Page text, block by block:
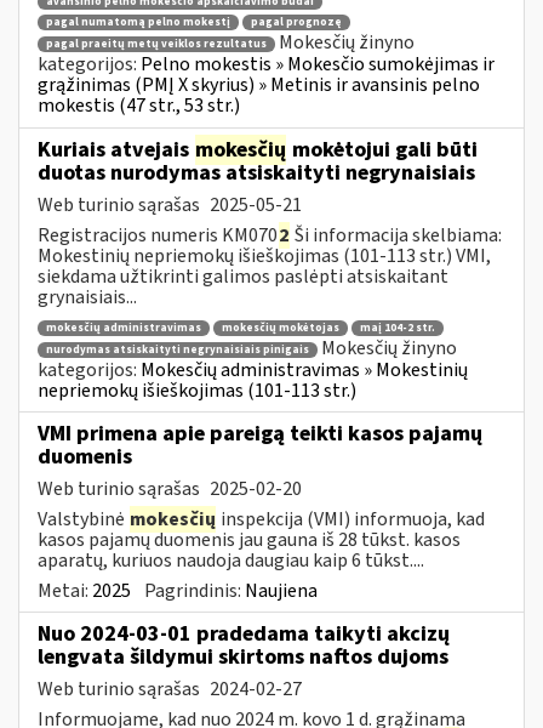
pagal numatomą pelno mokestį
pagal prognozę
pagal praeitų metų veiklos rezultatus
Mokesčių žinyno
kategorijos: Pelno mokestis » Mokesčio sumokėjimas ir
grąžinimas (PMĮ X skyrius) » Metinis ir avansinis pelno
mokestis (47 str., 53 str.)
Kuriais atvejais mokesčių mokėtojui gali būti
duotas nurodymas atsiskaityti negrynaisiais
Web turinio sąrašas 2025-05-21
Registracijos numeris KM0702 Ši informacija skelbiama:
Mokestinių nepriemokų išieškojimas (101-113 str.) VMI,
siekdama užtikrinti galimos paslėpti atsiskaitant
grynaisiais...
mokesčių administravimas mokesčių mokėtojas
maį 104-2 str.
nurodymas atsiskaityti negrynaisiais pinigais
Mokesčių žinyno
kategorijos: Mokesčių administravimas » Mokestinių
nepriemokų išieškojimas (101-113 str.)
VMI primena apie pareigą teikti kasos pajamų
duomenis
Web turinio sąrašas 2025-02-20
Valstybinė mokesčių inspekcija (VMI) informuoja, kad
kasos pajamų duomenis jau gauna iš 28 tūkst. kasos
aparatų, kuriuos naudoja daugiau kaip 6 tūkst....
Metai: 2025 Pagrindinis: Naujiena
Nuo 2024-03-01 pradedama taikyti akcizų
lengvata šildymui skirtoms naftos dujoms
Web turinio sąrašas 2024-02-27
Informuojame, kad nuo 2024 m. kovo 1 d. grąžinama